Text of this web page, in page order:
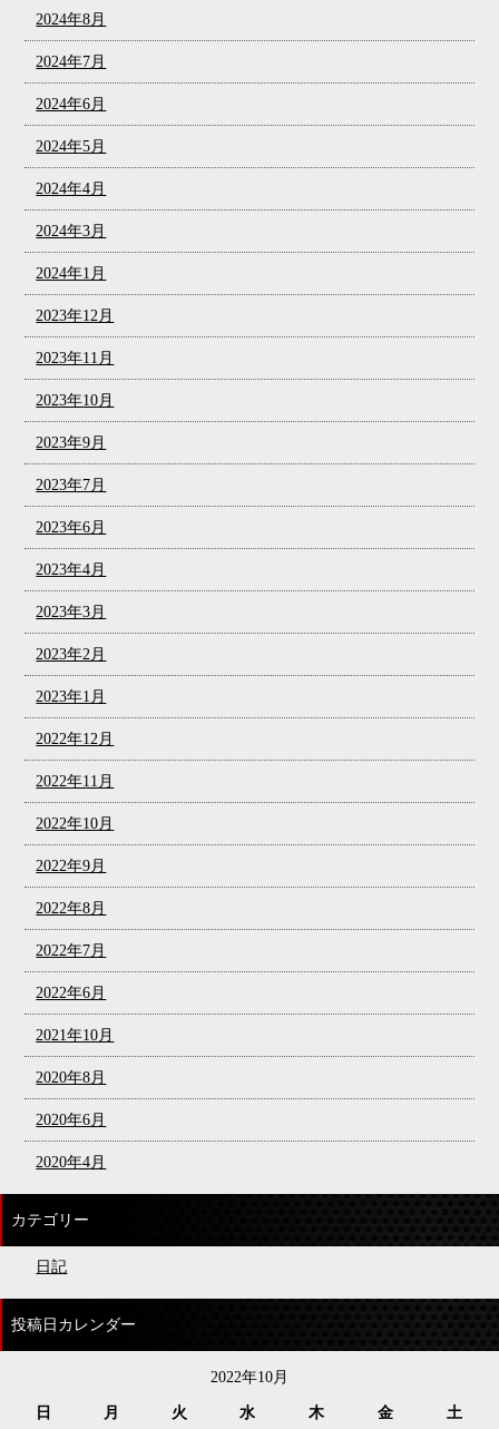
2024年8月
2024年7月
2024年6月
2024年5月
2024年4月
2024年3月
2024年1月
2023年12月
2023年11月
2023年10月
2023年9月
2023年7月
2023年6月
2023年4月
2023年3月
2023年2月
2023年1月
2022年12月
2022年11月
2022年10月
2022年9月
2022年8月
2022年7月
2022年6月
2021年10月
2020年8月
2020年6月
2020年4月
カテゴリー
日記
投稿日カレンダー
2022年10月
日 月 火 水 木 金 土